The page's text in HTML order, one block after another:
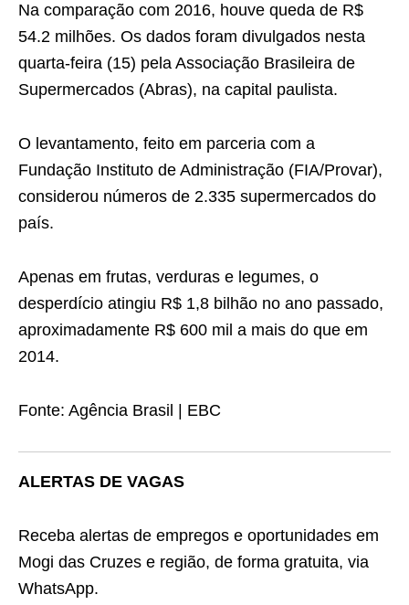
Na comparação com 2016, houve queda de R$
54.2 milhões. Os dados foram divulgados nesta
quarta-feira (15) pela Associação Brasileira de
Supermercados (Abras), na capital paulista.
O levantamento, feito em parceria com a
Fundação Instituto de Administração (FIA/Provar),
considerou números de 2.335 supermercados do
país.
Apenas em frutas, verduras e legumes, o
desperdício atingiu R$ 1,8 bilhão no ano passado,
aproximadamente R$ 600 mil a mais do que em
2014.
Fonte: Agência Brasil | EBC
ALERTAS DE VAGAS
Receba alertas de empregos e oportunidades em
Mogi das Cruzes e região, de forma gratuita, via
WhatsApp.